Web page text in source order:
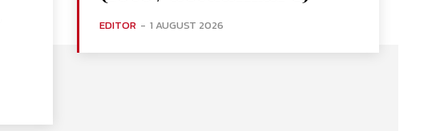
EDITOR - 1 AUGUST 2026